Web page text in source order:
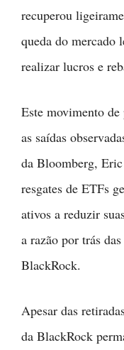
recuperou
queda do mercado
realizar lucros e
Este movimento
as saídas
da Bloomberg,
resgates de ETFs
ativos a reduzir
a razão por trás
BlackRock.
Apesar das
da BlackRock